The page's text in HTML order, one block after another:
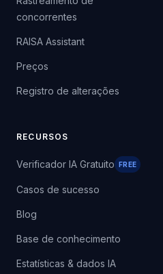
concorrentes
RAISA Assistant
Preços
Registro de alterações
RECURSOS
Verificador IA Gratuito FREE
Casos de sucesso
Blog
Base de conhecimento
Estatísticas & dados IA